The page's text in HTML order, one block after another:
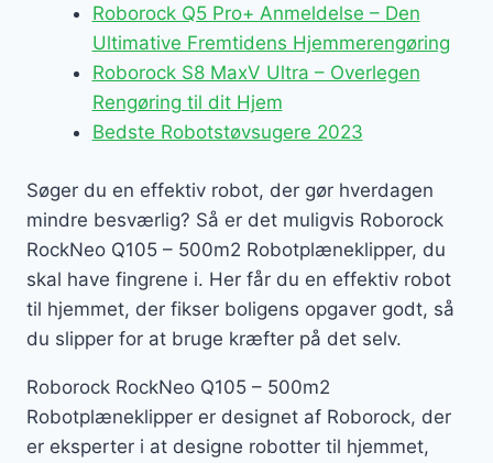
Roborock Q5 Pro+ Anmeldelse – Den
Ultimative Fremtidens Hjemmerengøring
Roborock S8 MaxV Ultra – Overlegen
Rengøring til dit Hjem
Bedste Robotstøvsugere 2023
Søger du en effektiv robot, der gør hverdagen
mindre besværlig? Så er det muligvis Roborock
RockNeo Q105 – 500m2 Robotplæneklipper, du
skal have fingrene i. Her får du en effektiv robot
til hjemmet, der fikser boligens opgaver godt, så
du slipper for at bruge kræfter på det selv.
Roborock RockNeo Q105 – 500m2
Robotplæneklipper er designet af Roborock, der
er eksperter i at designe robotter til hjemmet,